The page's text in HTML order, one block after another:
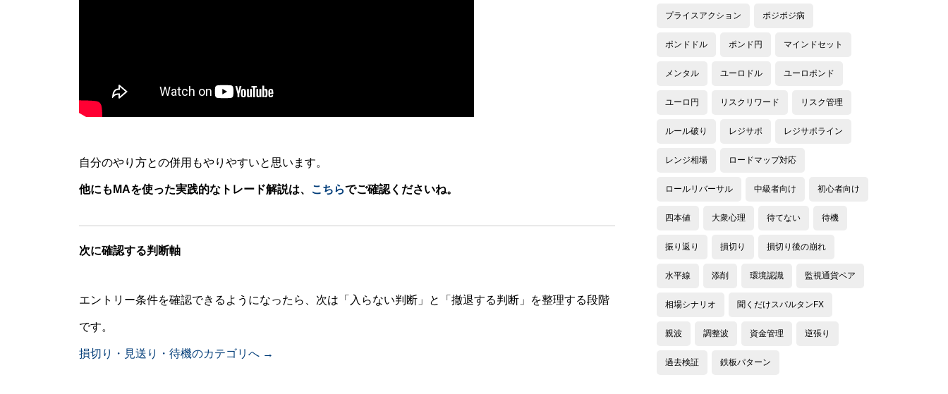
自分のやり方との併用もやりやすいと思います。
他にも MAを使った実践的なトレード解説は、 こちらでご確認くださいね。
次に確認する判断軸
エントリー条件を確認できるようになったら、次は「入らない判断」と「撤退する判断」を整理する段階
です。
損切り・見送り・待機のカテゴリへ →
プライスアクション ポジポジ病
ポンドドル ポンド円 マインドセット
メンタル ユーロドル ユーロポンド
ユーロ円 リスクリワード リスク管理
ルール破り レジサポ レジサポライン
レンジ相場 ロードマップ対応
ロールリバーサル 中級者向け 初心者向け
四本値 大衆心理 待てない 待機
振り返り 損切り 損切り後の崩れ
水平線 添削 環境認識 監視通貨ペア
相場シナリオ 聞くだけスパルタンFX
親波 調整波 資金管理 逆張り
過去検証 鉄板パターン